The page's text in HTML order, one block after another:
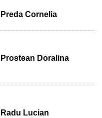
Preda Cornelia
Prostean Doralina
Radu Lucian